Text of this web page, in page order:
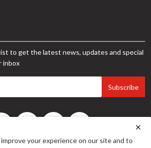
to get the latest news, updates and special
inbox
Subscribe
your experience on our site and to